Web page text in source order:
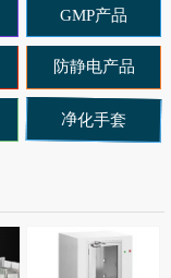
GMP产品
防静电产品
净化手套